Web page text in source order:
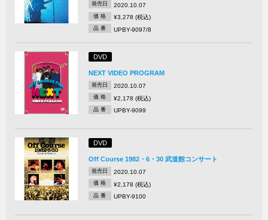
発売日 2020.10.07
価 格 ¥3,278 (税込)
品 番 UPBY-9097/8
DVD
NEXT VIDEO PROGRAM
発売日 2020.10.07
価 格 ¥2,178 (税込)
品 番 UPBY-9099
DVD
Off Course 1982・6・30 武道館コンサート
発売日 2020.10.07
価 格 ¥2,178 (税込)
品 番 UPBY-9100